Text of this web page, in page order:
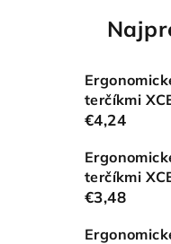
terčíkmi
€4,24
terčíkmi
€3,48